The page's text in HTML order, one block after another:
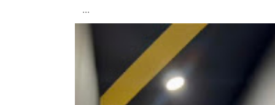
...